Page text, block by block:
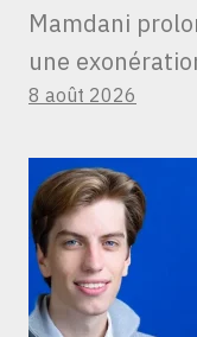
Mamdani
une
8 août 2026